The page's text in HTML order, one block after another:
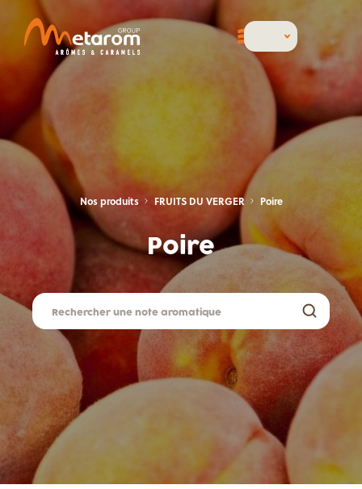
Nos produits FRUITS DU VERGER Poire
Poire